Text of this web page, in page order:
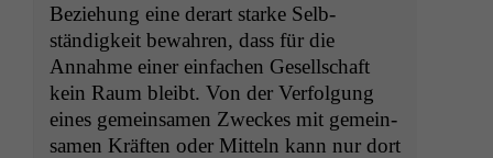
Beziehung eine der­art starke Selb­
ständigkeit bewahren, dass für die
Annahme ein­er ein­fachen Gesellschaft
kein Raum bleibt. Von der Ver­fol­gung
eines gemein­samen Zweck­es mit gemein­
samen Kräften oder Mit­teln kann nur dort